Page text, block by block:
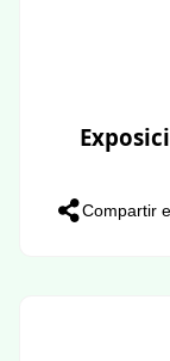
Compartir